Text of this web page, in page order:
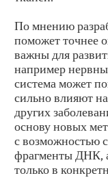
По мнению
поможет точнее
важны для
например
система может
сильно влияют
других
основу новых
с возможностью
фрагменты ДНК,
только в